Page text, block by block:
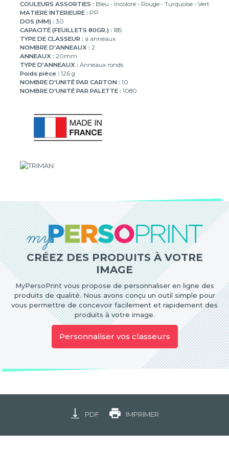
COULEURS ASSORTIES : Bleu - Incolore - Rouge - Turquoise - Vert
MATIERE INTERIEURE : PP
DOS (MM) : 30
CAPACITÉ (FEUILLETS 80GR.) : 185
TYPE DE CLASSEUR : à anneaux
NOMBRE D'ANNEAUX : 2
ANNEAUX : 20mm
TYPE D'ANNEAUX : Anneaux ronds
Poids pièce : 126 g
NOMBRE D'UNITÉ PAR CARTON : 10
NOMBRE D'UNITÉ PAR PALETTE : 1080
CRÉEZ DES PRODUITS À VOTRE
IMAGE
MyPersoPrint vous propose de personnaliser en ligne des
produits de qualité. Nous avons conçu un outil simple pour
vous permettre de concevoir facilement et rapidement des
produits à votre image.
Personnaliser vos classeurs
PDF IMPRIMER